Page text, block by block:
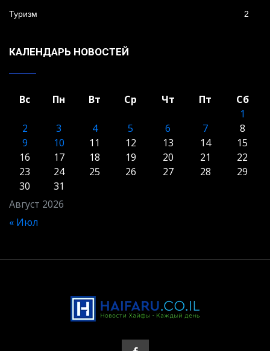
Туризм 2
КАЛЕНДАРЬ НОВОСТЕЙ
Август 2026
Вс Пн Вт Ср Чт Пт
Сб
1
2
3 4 5 6 7
8
9
10 11 12 13 14
15
16
17 18 19 20 21
22
23
24 25 26 27 28
29
30
31
« Июл